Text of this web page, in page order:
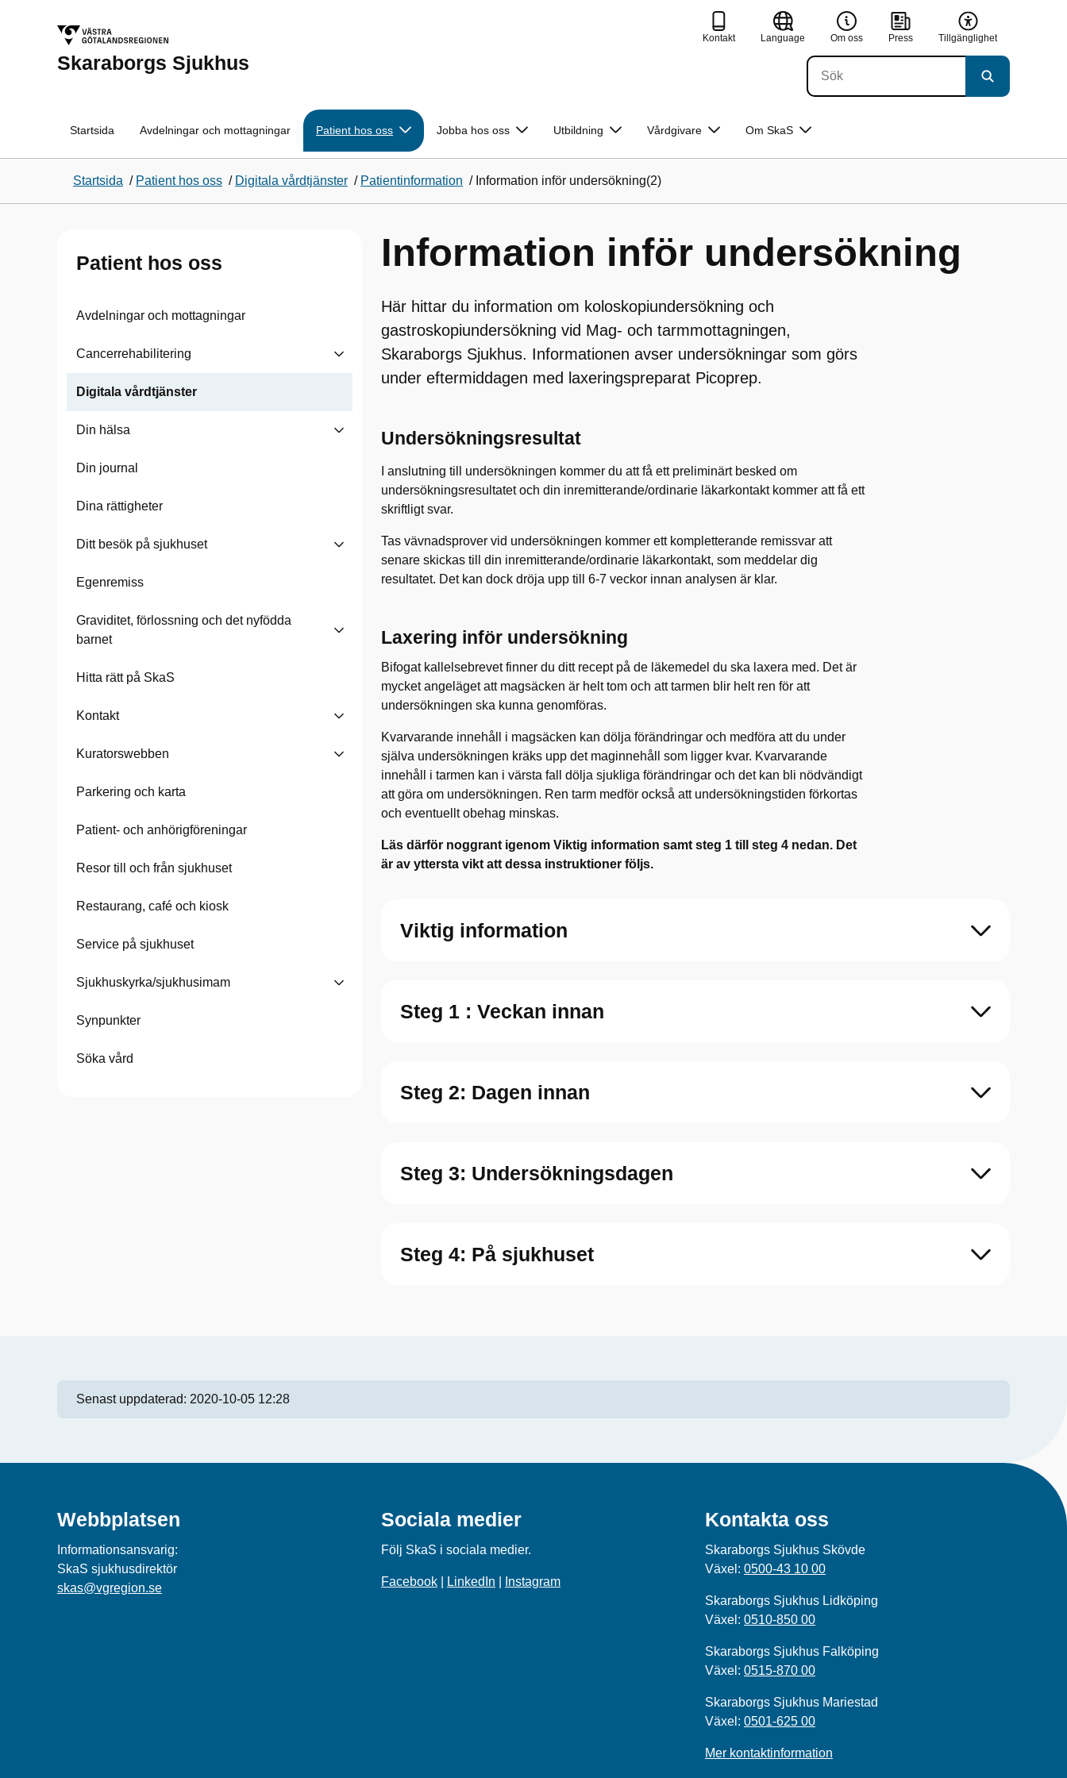
Skaraborgs Sjukhus
Kontakt Language Om oss Press Tillgänglighet
Startsida Avdelningar och mottagningar Patient hos oss Jobba hos oss Utbildning Vårdgivare Om SkaS
Startsida / Patient hos oss / Digitala vårdtjänster / Patientinformation / Information inför undersökning(2)
Patient hos oss
Avdelningar och mottagningar
Cancerrehabilitering
Digitala vårdtjänster
Din hälsa
Din journal
Dina rättigheter
Ditt besök på sjukhuset
Egenremiss
Graviditet, förlossning och det nyfödda
barnet
Hitta rätt på SkaS
Kontakt
Kuratorswebben
Parkering och karta
Patient- och anhörigföreningar
Resor till och från sjukhuset
Restaurang, café och kiosk
Service på sjukhuset
Sjukhuskyrka/sjukhusimam
Synpunkter
Söka vård
Information inför undersökning
Här hittar du information om koloskopiundersökning och
gastroskopiundersökning vid Mag- och tarmmottagningen,
Skaraborgs Sjukhus. Informationen avser undersökningar som görs
under eftermiddagen med laxeringspreparat Picoprep.
Undersökningsresultat
I anslutning till undersökningen kommer du att få ett preliminärt besked om
undersökningsresultatet och din inremitterande/ordinarie läkarkontakt kommer att få ett
skriftligt svar.
Tas vävnadsprover vid undersökningen kommer ett kompletterande remissvar att
senare skickas till din inremitterande/ordinarie läkarkontakt, som meddelar dig
resultatet. Det kan dock dröja upp till 6-7 veckor innan analysen är klar.
Laxering inför undersökning
Bifogat kallelsebrevet finner du ditt recept på de läkemedel du ska laxera med. Det är
mycket angeläget att magsäcken är helt tom och att tarmen blir helt ren för att
undersökningen ska kunna genomföras.
Kvarvarande innehåll i magsäcken kan dölja förändringar och medföra att du under
själva undersökningen kräks upp det maginnehåll som ligger kvar. Kvarvarande
innehåll i tarmen kan i värsta fall dölja sjukliga förändringar och det kan bli nödvändigt
att göra om undersökningen. Ren tarm medför också att undersökningstiden förkortas
och eventuellt obehag minskas.
Läs därför noggrant igenom Viktig information samt steg 1 till steg 4 nedan. Det
är av yttersta vikt att dessa instruktioner följs.
Viktig information
Steg 1 : Veckan innan
Steg 2: Dagen innan
Steg 3: Undersökningsdagen
Steg 4: På sjukhuset
Senast uppdaterad: 2020-10-05 12:28
Webbplatsen
Informationsansvarig:
SkaS sjukhusdirektör
skas@vgregion.se
Sociala medier
Följ SkaS i sociala medier.
Facebook LinkedIn Instagram
Kontakta oss
Skaraborgs Sjukhus Skövde
Växel: 0500-43 10 00
Skaraborgs Sjukhus Lidköping
Växel: 0510-850 00
Skaraborgs Sjukhus Falköping
Växel: 0515-870 00
Skaraborgs Sjukhus Mariestad
Växel: 0501-625 00
Mer kontaktinformation